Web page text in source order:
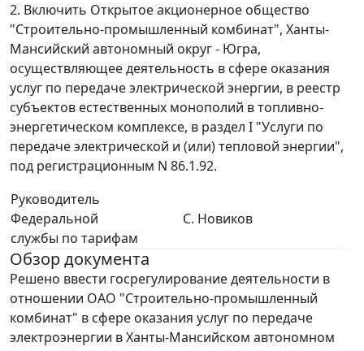
2. Включить Открытое акционерное общество
"Строительно-промышленный комбинат", Ханты-
Мансийский автономный округ - Югра,
осуществляющее деятельность в сфере оказания
услуг по передаче электрической энергии, в реестр
субъектов естественных монополий в топливно-
энергетическом комплексе, в раздел I "Услуги по
передаче электрической и (или) тепловой энергии",
под регистрационным N 86.1.92.
Руководитель
Федеральной
службы по тарифам
С. Новиков
Обзор документа
Решено ввести госрегулирование деятельности в
отношении ОАО "Строительно-промышленный
комбинат" в сфере оказания услуг по передаче
электроэнергии в Ханты-Мансийском автономном